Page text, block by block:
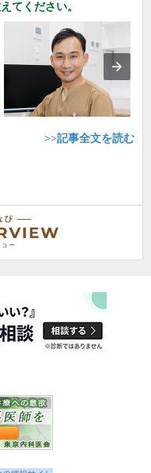
てください。
>>記事全文を読む